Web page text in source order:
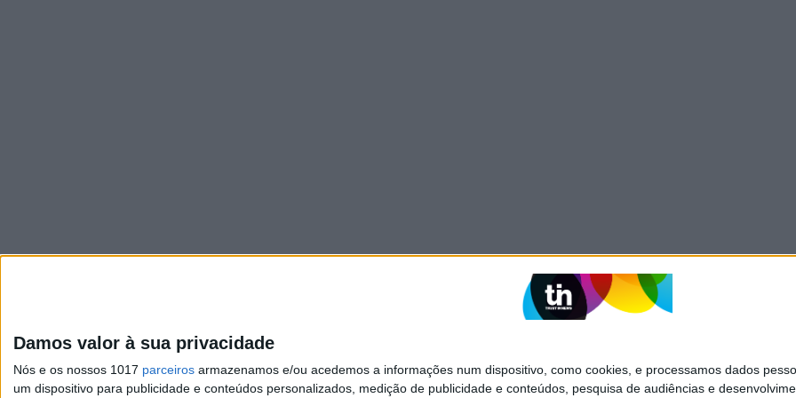
Damos valor à sua privacidade
Nós e os nossos 1017 parceiros armazenamos e/ou acedemos a informações num dispositivo, como cookies, e processamos dados
um dispositivo para publicidade e conteúdos personalizados, medição de publicidade e conteúdos, pesquisa de audiências e